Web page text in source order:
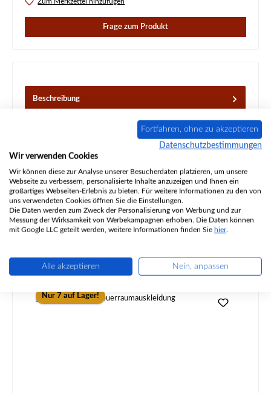
Frage zum Produkt
Beschreibung
Morsö S10-40 Sichtscheibe Eckdaten: Ofenglas, Kaminglas
Angaben zur Produktsicherheit
Ähnliche Artikel
Nur 7 auf Lager!
Fortfahren, ohne zu akzeptieren
Datenschutzbestimmungen
Wir verwenden Cookies
Wir können diese zur Analyse unserer Besucherdaten platzieren, um unsere
Webseite zu verbessern, personalisierte Inhalte anzuzeigen und Ihnen ein
großartiges Webseiten-Erlebnis zu bieten. Für weitere Informationen zu den von
uns verwendeten Cookies öffnen Sie die Einstellungen.
Die Daten werden zum Zweck der Personalisierung von Werbung und zur
Messung der Wirksamkeit von Werbekampagnen erhoben. Die Daten können
mit Google LLC geteilt werden, weitere Informationen finden Sie hier.
Alle akzeptieren Nein, anpassen